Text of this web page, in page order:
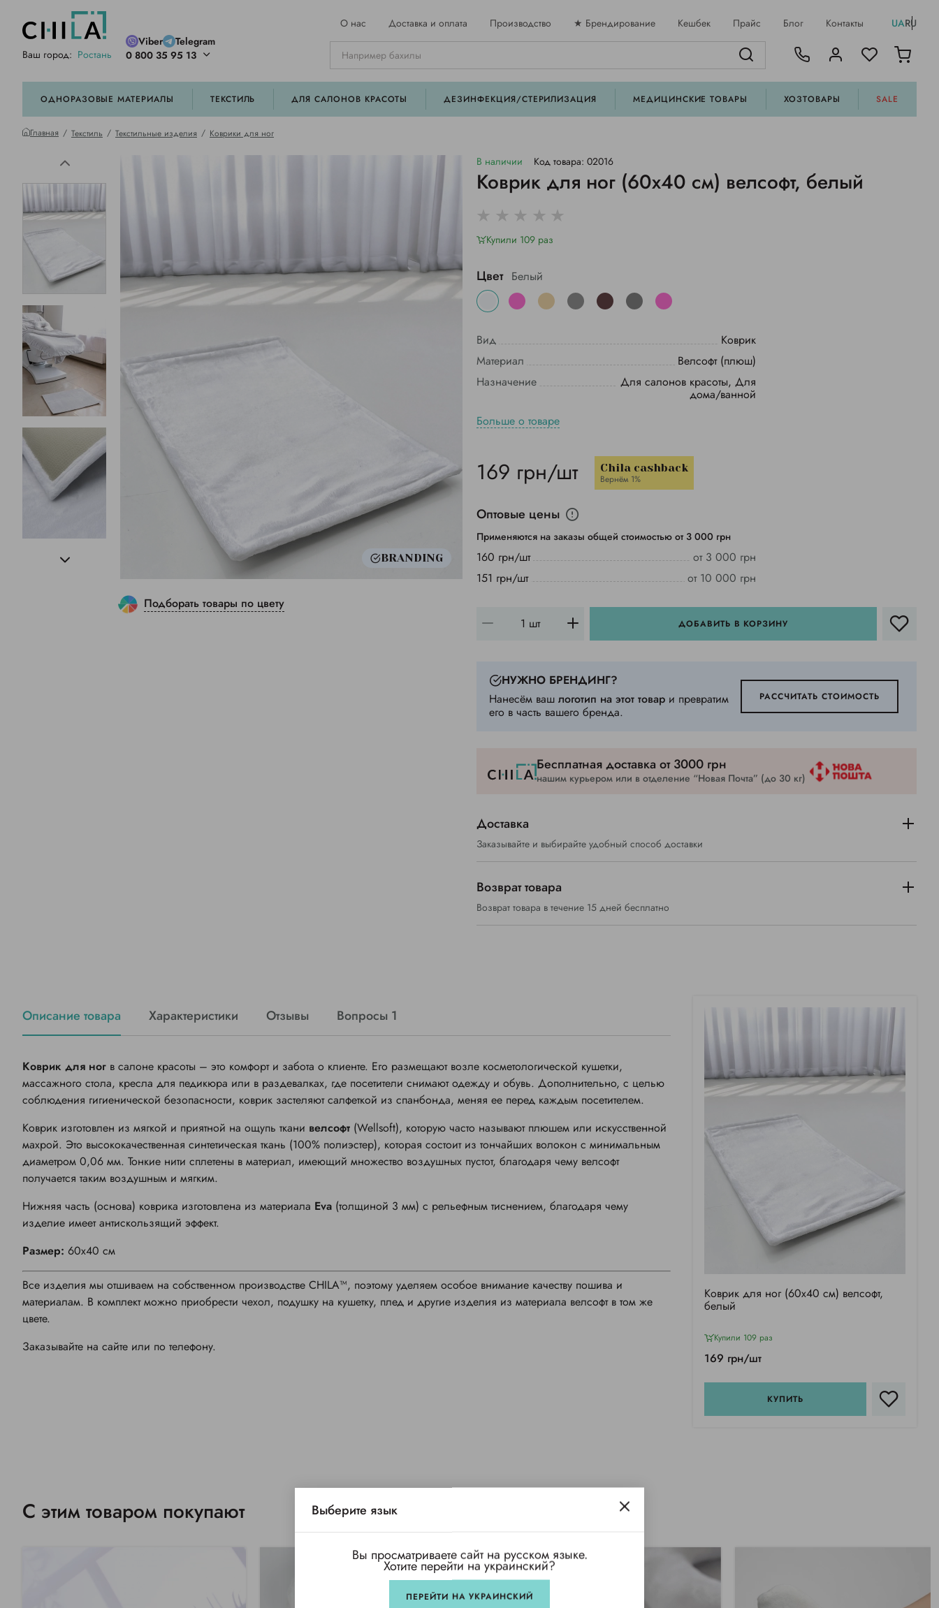
Ваш город: Ростань
Viber
Telegram
0 800 35 95 13
О нас Доставка и оплата Производство ★ Брендирование Кешбек Прайс Блог Контакты UARU
ОДНОРАЗОВЫЕ МАТЕРИАЛЫ ТЕКСТИЛЬ ДЛЯ САЛОНОВ КРАСОТЫ ДЕЗИНФЕКЦИЯ/СТЕРИЛИЗАЦИЯ МЕДИЦИНСКИЕ ТОВАРЫ ХОЗТОВАРЫ SALE
Главная Текстиль Текстильные изделия Коврики для ног
BRANDING
Подборать товары по цвету
В наличии Код товара: 02016
Коврик для ног (60х40 см) велсофт, белый
Купили 109 раз
Цвет Белый
Вид
Коврик
Материал
Велсофт (плюш)
Назначение
Для салонов красоты, Для
дома/ванной
Больше о товаре
169 грн/шт Chila cashback
Вернём 1%
Оптовые цены
Применяются на заказы общей стоимостью от 3 000 грн
160 грн/шт
от 3 000 грн
151 грн/шт
от 10 000 грн
ДОБАВИТЬ В КОРЗИНУ
НУЖНО БРЕНДИНГ?
Нанесём ваш логотип на этот товар и превратим
его в часть вашего бренда.
РАССЧИТАТЬ СТОИМОСТЬ
Бесплатная доставка от 3000 грн
нашим курьером или в отделение “Новая Почта” (до 30 кг)
Доставка
Заказывайте и выбирайте удобный способ доставки
Возврат товара
Возврат товара в течение 15 дней бесплатно
Описание товара Характеристики Отзывы Вопросы 1
Коврик для ног в салоне красоты – это комфорт и забота о клиенте. Его размещают возле косметологической кушетки,
массажного стола, кресла для педикюра или в раздевалках, где посетители снимают одежду и обувь. Дополнительно, с целью
соблюдения гигиенической безопасности, коврик застеляют салфеткой из спанбонда, меняя ее перед каждым посетителем.
Коврик изготовлен из мягкой и приятной на ощупь ткани велсофт (Wellsoft), которую часто называют плюшем или искусственной
махрой. Это высококачественная синтетическая ткань (100% полиэстер), которая состоит из тончайших волокон с минимальным
диаметром 0,06 мм. Тонкие нити сплетены в материал, имеющий множество воздушных пустот, благодаря чему велсофт
получается таким воздушным и мягким.
Нижняя часть (основа) коврика изготовлена из материала Eva (толщиной 3 мм) с рельефным тиснением, благодаря чему
изделие имеет антискользящий эффект.
Размер: 60х40 см
Все изделия мы отшиваем на собственном производстве CHILA™, поэтому уделяем особое внимание качеству пошива и
материалам. В комплект можно приобрести чехол, подушку на кушетку, плед и другие изделия из материала велсофт в том же
цвете.
Заказывайте на сайте или по телефону.
Коврик для ног (60х40 см) велсофт,
белый
Купили 109 раз
169 грн/шт
КУПИТЬ
С этим товаром покупают
TOP
Выберите язык
Вы просматриваете сайт на русском языке.
Хотите перейти на украинский?
ПЕРЕЙТИ НА УКРАИНСКИЙ